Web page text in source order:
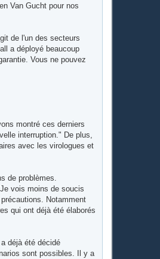
Van Gucht pour nos
de l'un des secteurs
a déployé beaucoup
Vous ne pouvez
montré ces derniers
interruption." De plus,
avec les virologues et
de problèmes.
vois moins de soucis
Notamment
qui ont déjà été élaborés
déjà été décidé
sont possibles. Il y a